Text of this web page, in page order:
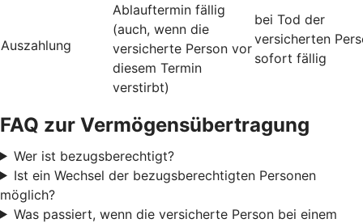
Auszahlung
Ablauftermin fällig
(auch, wenn die
versicherte Person vor
diesem Termin
verstirbt)
bei Tod der
versicherten
sofort fällig
FAQ zur Vermögensübertragung
Wer ist bezugsberechtigt?
Ist ein Wechsel der bezugsberechtigten Personen
möglich?
Was passiert, wenn die versicherte Person bei einem